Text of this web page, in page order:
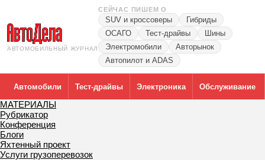
АВТОМОБИЛЬНЫЙ ЖУРНАЛ
СЕЙЧАС ПИШЕМ О
SUV и кроссоверы
Гибриды
ОСАГО
Тест-драйвы
Шины
Электромобили
Авторынок
Автопилот и ADAS
Автомобили Тест-драйвы Электроника Обслуживание
МАТЕРИАЛЫ
Рубрикатор
Конференция
Блоги
Яхтенный проект
Услуги грузоперевозок